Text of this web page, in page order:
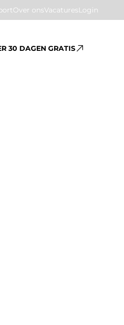
Over onsVacaturesLogin
30 DAGEN GRATIS